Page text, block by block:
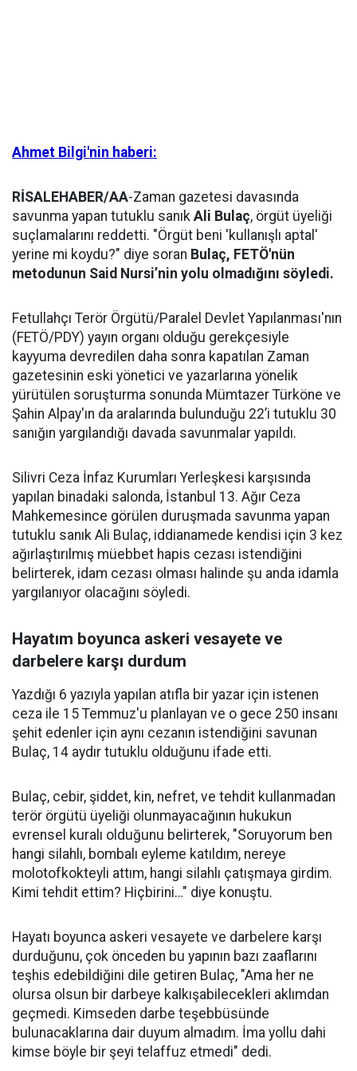
Ahmet Bilgi'nin haberi:
RİSALEHABER/AA-Zaman gazetesi davasında
savunma yapan tutuklu sanık Ali Bulaç, örgüt üyeliği
suçlamalarını reddetti. "Örgüt beni 'kullanışlı aptal'
yerine mi koydu?" diye soran Bulaç, FETÖ'nün
metodunun Said Nursi’nin yolu olmadığını söyledi.
Fetullahçı Terör Örgütü/Paralel Devlet Yapılanması'nın
(FETÖ/PDY) yayın organı olduğu gerekçesiyle
kayyuma devredilen daha sonra kapatılan Zaman
gazetesinin eski yönetici ve yazarlarına yönelik
yürütülen soruşturma sonunda Mümtazer Türköne ve
Şahin Alpay'ın da aralarında bulunduğu 22’i tutuklu 30
sanığın yargılandığı davada savunmalar yapıldı.
Silivri Ceza İnfaz Kurumları Yerleşkesi karşısında
yapılan binadaki salonda, İstanbul 13. Ağır Ceza
Mahkemesince görülen duruşmada savunma yapan
tutuklu sanık Ali Bulaç, iddianamede kendisi için 3 kez
ağırlaştırılmış müebbet hapis cezası istendiğini
belirterek, idam cezası olması halinde şu anda idamla
yargılanıyor olacağını söyledi.
Hayatım boyunca askeri vesayete ve
darbelere karşı durdum
Yazdığı 6 yazıyla yapılan atıfla bir yazar için istenen
ceza ile 15 Temmuz'u planlayan ve o gece 250 insanı
şehit edenler için aynı cezanın istendiğini savunan
Bulaç, 14 aydır tutuklu olduğunu ifade etti.
Bulaç, cebir, şiddet, kin, nefret, ve tehdit kullanmadan
terör örgütü üyeliği olunmayacağının hukukun
evrensel kuralı olduğunu belirterek, "Soruyorum ben
hangi silahlı, bombalı eyleme katıldım, nereye
molotofkokteyli attım, hangi silahlı çatışmaya girdim.
Kimi tehdit ettim? Hiçbirini…" diye konuştu.
Hayatı boyunca askeri vesayete ve darbelere karşı
durduğunu, çok önceden bu yapının bazı zaaflarını
teşhis edebildiğini dile getiren Bulaç, "Ama her ne
olursa olsun bir darbeye kalkışabilecekleri aklımdan
geçmedi. Kimseden darbe teşebbüsünde
bulunacaklarına dair duyum almadım. İma yollu dahi
kimse böyle bir şeyi telaffuz etmedi" dedi.